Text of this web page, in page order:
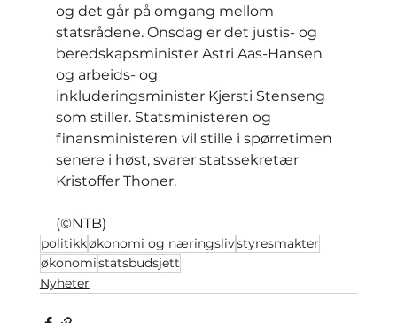
og det går på omgang mellom
statsrådene. Onsdag er det justis- og
beredskapsminister Astri Aas-Hansen
og arbeids- og
inkluderingsminister Kjersti Stenseng
som stiller. Statsministeren og
finansministeren vil stille i spørretimen
senere i høst, svarer statssekretær
Kristoffer Thoner.
(©NTB)
politikkøkonomi og næringslivstyresmakter
økonomistatsbudsjett
Nyheter